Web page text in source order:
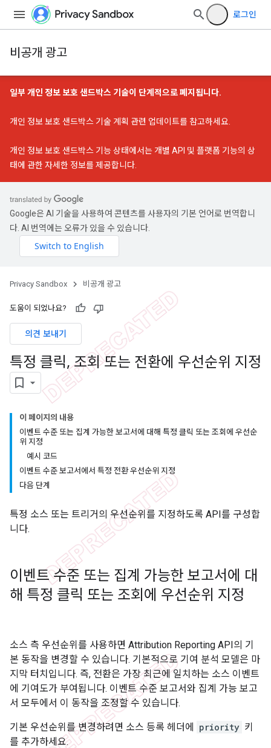
로그인
비공개 광고
일부 개인 정보 보호 샌드박스 기술이 단계적으로 폐지됩니다.
개인 정보 보호 샌드박스 기술 계획 관련 업데이트를 참고하세요.
개인 정보 보호 샌드박스 기능 상태에서는 개별 API 및 플랫폼 기능의 상
태에 관한 자세한 정보를 제공합니다.
Google은 AI 기술을 사용하여 콘텐츠를 사용자의 기본 언어로 번역합니
다. AI 번역에는 오류가 있을 수 있습니다.
Privacy Sandbox 비공개 광고
도움이 되었나요?
의견 보내기
특정 클릭,조회 또는 전환에 우선순위 지정
이 페이지의 내용
이벤트 수준 또는 집계 가능한 보고서에 대해 특정 클릭 또는 조회에 우선순
위 지정
예시 코드
이벤트 수준 보고서에서 특정 전환 우선순위 지정
다음 단계
특정 소스 또는 트리거의 우선순위를 지정하도록 API를 구성합
니다.
이벤트 수준 또는 집계 가능한 보고서에 대
해 특정 클릭 또는 조회에 우선순위 지정
소스 측 우선순위를 사용하면 Attribution Reporting API의 기
본 동작을 변경할 수 있습니다. 기본적으로 기여 분석 모델은 마
지막 터치입니다. 즉, 전환은 가장 최근에 일치하는 소스 이벤트
에 기여도가 부여됩니다. 이벤트 수준 보고서와 집계 가능 보고
서 모두에서 이 동작을 조정할 수 있습니다.
기본 우선순위를 변경하려면 소스 등록 헤더에 priority 키
를 추가하세요.